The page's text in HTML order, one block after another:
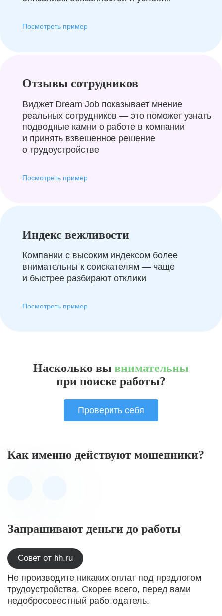
Посмотреть пример
Отзывы сотрудников
Виджет Dream Job показывает мнение
реальных сотрудников — это поможет узнать
подводные камни о работе в компании
и принять взвешенное решение
о трудоустройстве
Посмотреть пример
Индекс вежливости
Компании с высоким индексом более
внимательны к соискателям — чаще
и быстрее разбирают отклики
Посмотреть пример
Насколько вы внимательны
при поиске работы?
Проверить себя
Как именно действуют мошенники?
Запрашивают деньги до работы
Совет от hh.ru
Не производите никаких оплат под предлогом
трудоустройства. Скорее всего, перед вами
недобросовестный работодатель.